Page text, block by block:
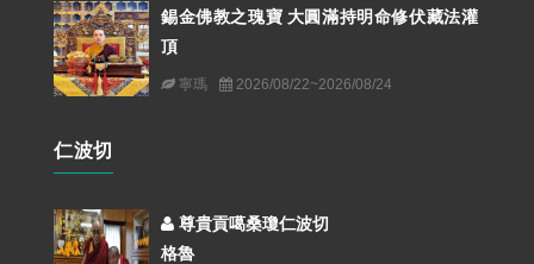
錫金佛教之瑰寶 大圓滿持明命修伏藏法灌
頂
寧瑪 2026/08/22~2026/08/24
仁波切
尊貴貢噶桑瓊仁波切
格魯